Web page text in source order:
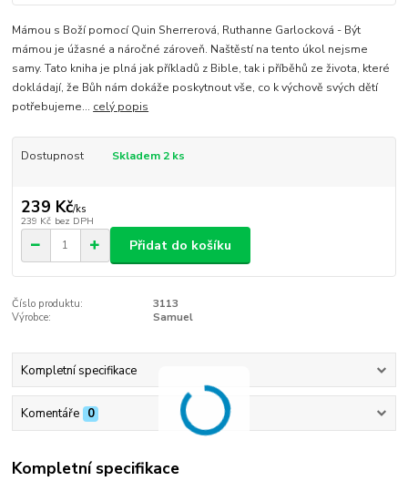
Mámou s Boží pomocí Quin Sherrerová, Ruthanne Garlocková - Být
mámou je úžasné a náročné zároveň. Naštěstí na tento úkol nejsme
samy. Tato kniha je plná jak příkladů z Bible, tak i příběhů ze života, které
dokládají, že Bůh nám dokáže poskytnout vše, co k výchově svých dětí
potřebujeme... celý popis
Dostupnost Skladem 2 ks
239 Kč/ks
239 Kč bez DPH
Přidat do košíku
Číslo produktu:
3113
Výrobce:
Samuel
Kompletní specifikace
Komentáře 0
Kompletní specifikace